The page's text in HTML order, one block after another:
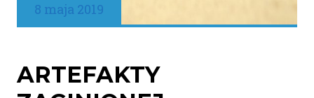
8 maja 2019
ARTEFAKTY